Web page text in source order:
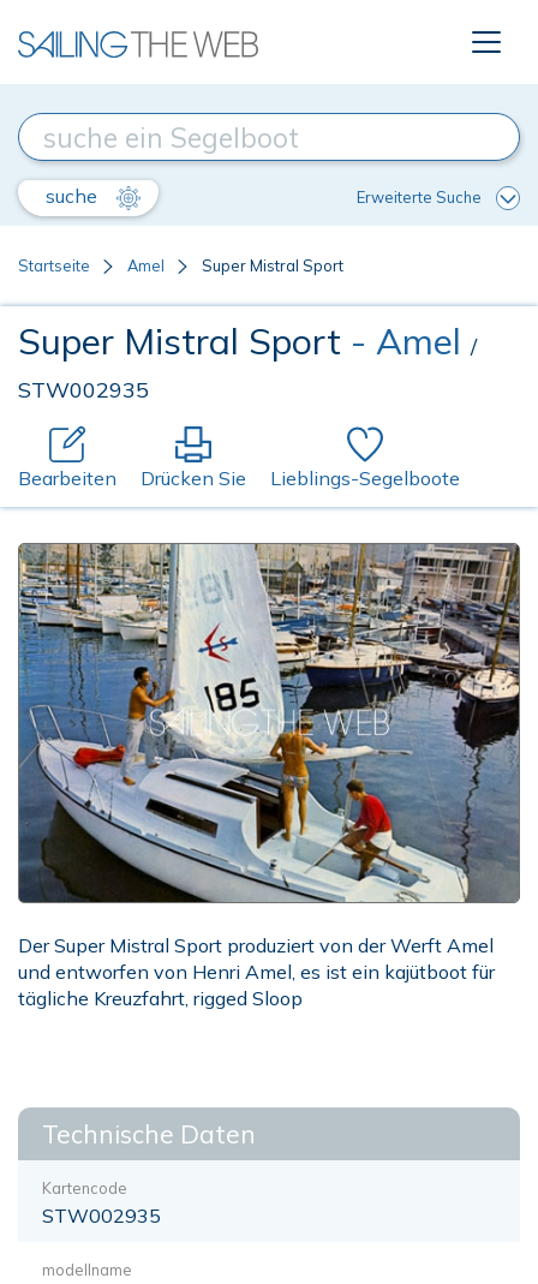
suche Erweiterte Suche
Startseite Amel Super Mistral Sport
Super Mistral Sport - Amel /
STW002935
Bearbeiten Drücken Sie Lieblings-Segelboote
Der Super Mistral Sport produziert von der Werft Amel
und entworfen von Henri Amel, es ist ein kajütboot für
tägliche Kreuzfahrt, rigged Sloop
Technische Daten
Kartencode
STW002935
modellname